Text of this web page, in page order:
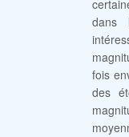
dans
fois
des